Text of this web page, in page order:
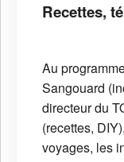
Recettes,
Au
Sangouard
directeur du
(recettes,
voyages, les